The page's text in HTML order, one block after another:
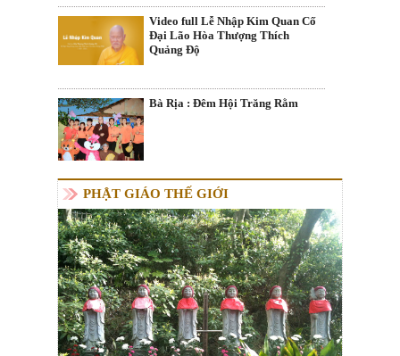
Video full Lễ Nhập Kim Quan Cố
Đại Lão Hòa Thượng Thích
Quảng Độ
Bà Rịa : Đêm Hội Trăng Rằm
PHẬT GIÁO THẾ GIỚI